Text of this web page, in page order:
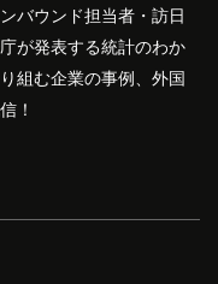
バウンド担当者・訪日
が発表する統計のわか
組む企業の事例、外国
！